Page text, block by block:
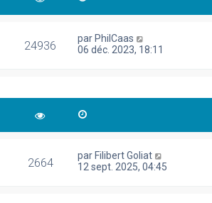
24936 par PhilCaas
06 déc. 2023, 18:11
2664 par Filibert Goliat
12 sept. 2025, 04:45